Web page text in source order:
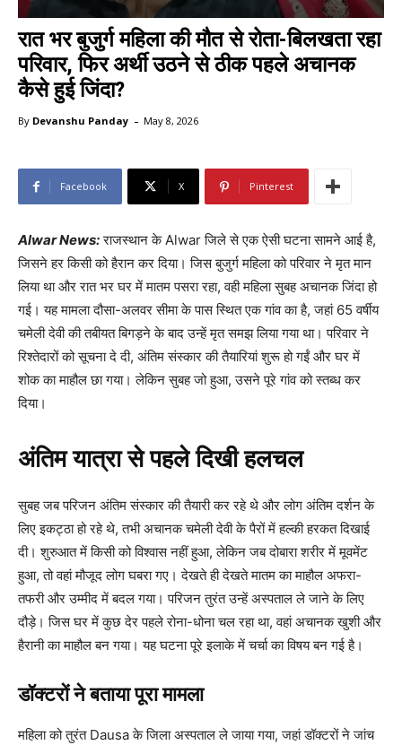
रात भर बुजुर्ग महिला की मौत से रोता-बिलखता रहा
परिवार, फिर अर्थी उठने से ठीक पहले अचानक
कैसे हुई जिंदा?
By Devanshu Panday - May 8, 2026
Facebook X Pinterest
Alwar News: राजस्थान के Alwar जिले से एक ऐसी घटना सामने आई है,
जिसने हर किसी को हैरान कर दिया। जिस बुजुर्ग महिला को परिवार ने मृत मान
लिया था और रात भर घर में मातम पसरा रहा, वही महिला सुबह अचानक जिंदा हो
गई। यह मामला दौसा-अलवर सीमा के पास स्थित एक गांव का है, जहां 65 वर्षीय
चमेली देवी की तबीयत बिगड़ने के बाद उन्हें मृत समझ लिया गया था। परिवार ने
रिश्तेदारों को सूचना दे दी, अंतिम संस्कार की तैयारियां शुरू हो गईं और घर में
शोक का माहौल छा गया। लेकिन सुबह जो हुआ, उसने पूरे गांव को स्तब्ध कर
दिया।
अंतिम यात्रा से पहले दिखी हलचल
सुबह जब परिजन अंतिम संस्कार की तैयारी कर रहे थे और लोग अंतिम दर्शन के
लिए इकट्ठा हो रहे थे, तभी अचानक चमेली देवी के पैरों में हल्की हरकत दिखाई
दी। शुरुआत में किसी को विश्वास नहीं हुआ, लेकिन जब दोबारा शरीर में मूवमेंट
हुआ, तो वहां मौजूद लोग घबरा गए। देखते ही देखते मातम का माहौल अफरा-
तफरी और उम्मीद में बदल गया। परिजन तुरंत उन्हें अस्पताल ले जाने के लिए
दौड़े। जिस घर में कुछ देर पहले रोना-धोना चल रहा था, वहां अचानक खुशी और
हैरानी का माहौल बन गया। यह घटना पूरे इलाके में चर्चा का विषय बन गई है।
डॉक्टरों ने बताया पूरा मामला
महिला को तुरंत Dausa के जिला अस्पताल ले जाया गया, जहां डॉक्टरों ने जांच